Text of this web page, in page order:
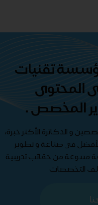
تقنيات
المحتوى
المخصص .
و الدكاترة الأكثر خبرة،
في صناعة و تطوير
متنوعة من حقائب تدريبية
التخصصات